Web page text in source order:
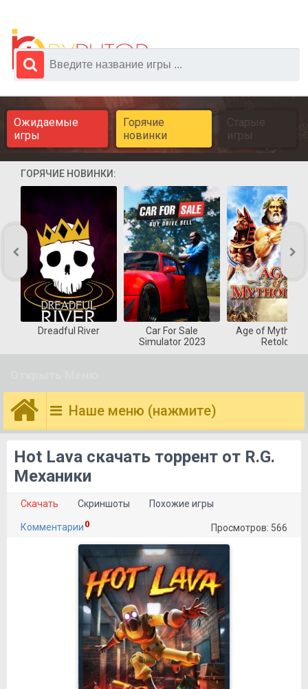
Ожидаемые
игры
Горячие
новинки
Старые
игры
ГОРЯЧИЕ НОВИНКИ:
Dreadful River
Car For Sale
Simulator 2023
Age of
Retold
Наше меню (нажмите)
Hot Lava скачать торрент от R.G.
Механики
Скачать Скриншоты Похожие игры
Комментарии 0 Просмотров: 566